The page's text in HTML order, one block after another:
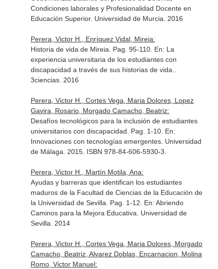
Condiciones laborales y Profesionalidad Docente en
Educación Superior. Universidad de Murcia. 2016
Perera, Victor H., Enríquez Vidal, Mireia:
Historia de vida de Mireia. Pag. 95-110. En: La
experiencia universitaria de los estudiantes con
discapacidad a través de sus historias de vida.
3ciencias. 2016
Perera, Victor H., Cortes Vega, Maria Dolores, Lopez
Gavira, Rosario, Morgado Camacho, Beatriz:
Desafíos tecnológicos para la inclusión de estudiantes
universitarios con discapacidad. Pag. 1-10. En:
Innovaciones con tecnologías emergentes. Universidad
de Málaga. 2015. ISBN 978-84-606-5930-3.
Perera, Victor H., Martín Motila, Ana:
Ayudas y barreras que identifican los estudiantes
maduros de la Facultad de Ciencias de la Educación de
la Universidad de Sevilla. Pag. 1-12. En: Abriendo
Caminos para la Mejora Educativa . Universidad de
Sevilla. 2014
Perera, Victor H., Cortes Vega, Maria Dolores, Morgado
Camacho, Beatriz, Alvarez Doblas, Encarnacion, Molina
Romo, Victor Manuel: